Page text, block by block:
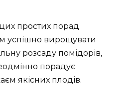
простих порад
успішно вирощувати
розсаду помідорів,
порадує
якісних плодів.